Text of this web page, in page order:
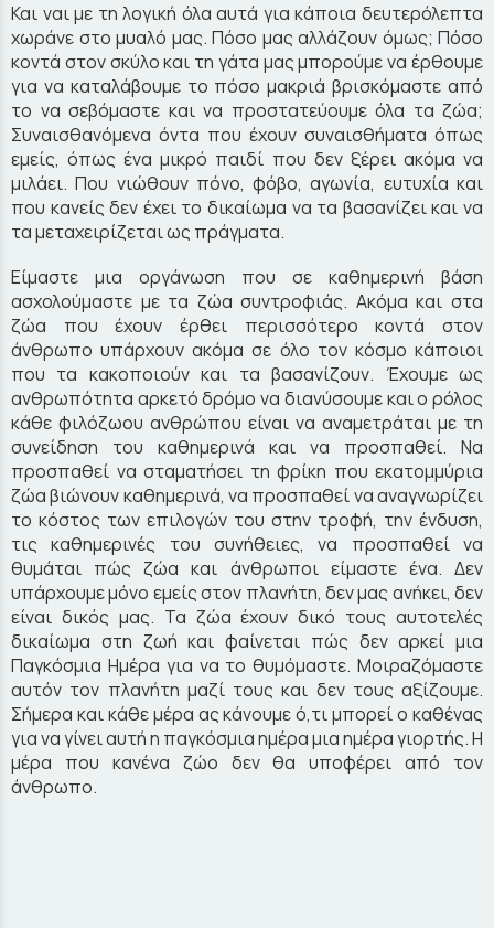
Και ναι με τη λογική όλα αυτά για κάποια δευτερόλεπτα
χωράνε στο μυαλό μας. Πόσο μας αλλάζουν όμως; Πόσο
κοντά στον σκύλο και τη γάτα μας μπορούμε να έρθουμε
για να καταλάβουμε το πόσο μακριά βρισκόμαστε από
το να σεβόμαστε και να προστατεύουμε όλα τα ζώα;
Συναισθανόμενα όντα που έχουν συναισθήματα όπως
εμείς, όπως ένα μικρό παιδί που δεν ξέρει ακόμα να
μιλάει. Που νιώθουν πόνο, φόβο, αγωνία, ευτυχία και
που κανείς δεν έχει το δικαίωμα να τα βασανίζει και να
τα μεταχειρίζεται ως πράγματα.
Είμαστε μια οργάνωση που σε καθημερινή βάση
ασχολούμαστε με τα ζώα συντροφιάς. Ακόμα και στα
ζώα που έχουν έρθει περισσότερο κοντά στον
άνθρωπο υπάρχουν ακόμα σε όλο τον κόσμο κάποιοι
που τα κακοποιούν και τα βασανίζουν. Έχουμε ως
ανθρωπότητα αρκετό δρόμο να διανύσουμε και ο ρόλος
κάθε φιλόζωου ανθρώπου είναι να αναμετράται με τη
συνείδηση του καθημερινά και να προσπαθεί. Να
προσπαθεί να σταματήσει τη φρίκη που εκατομμύρια
ζώα βιώνουν καθημερινά, να προσπαθεί να αναγνωρίζει
το κόστος των επιλογών του στην τροφή, την ένδυση,
τις καθημερινές του συνήθειες, να προσπαθεί να
θυμάται πώς ζώα και άνθρωποι είμαστε ένα. Δεν
υπάρχουμε μόνο εμείς στον πλανήτη, δεν μας ανήκει, δεν
είναι δικός μας. Τα ζώα έχουν δικό τους αυτοτελές
δικαίωμα στη ζωή και φαίνεται πώς δεν αρκεί μια
Παγκόσμια Ημέρα για να το θυμόμαστε. Μοιραζόμαστε
αυτόν τον πλανήτη μαζί τους και δεν τους αξίζουμε.
Σήμερα και κάθε μέρα ας κάνουμε ό,τι μπορεί ο καθένας
για να γίνει αυτή η παγκόσμια ημέρα μια ημέρα γιορτής. Η
μέρα που κανένα ζώο δεν θα υποφέρει από τον
άνθρωπο.